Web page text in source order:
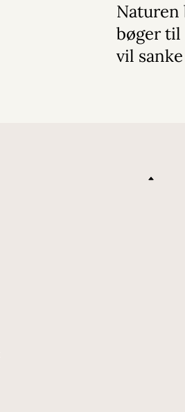
Naturen
bøger til
vil sanke